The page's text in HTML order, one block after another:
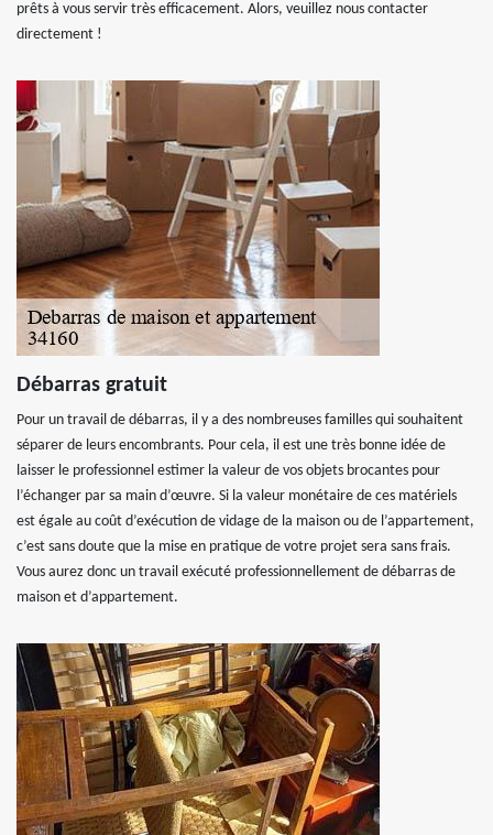
prêts à vous servir très efficacement. Alors, veuillez nous contacter
directement !
Débarras gratuit
Pour un travail de débarras, il y a des nombreuses familles qui souhaitent
séparer de leurs encombrants. Pour cela, il est une très bonne idée de
laisser le professionnel estimer la valeur de vos objets brocantes pour
l’échanger par sa main d’œuvre. Si la valeur monétaire de ces matériels
est égale au coût d’exécution de vidage de la maison ou de l’appartement,
c’est sans doute que la mise en pratique de votre projet sera sans frais.
Vous aurez donc un travail exécuté professionnellement de débarras de
maison et d’appartement.